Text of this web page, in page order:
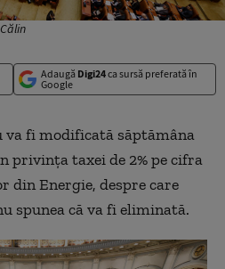
Adaugă Digi24ca sursă preferată în
Google
va fi modificată săptămâna
privința taxei de 2% pe cifra
din Energie, despre care
spunea că va fi eliminată.